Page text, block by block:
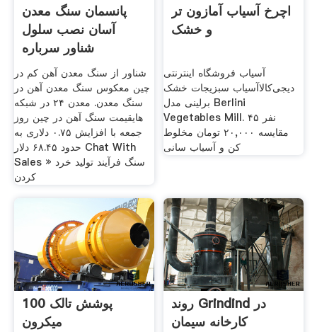
پانسمان سنگ معدن
آسان نصب سلول
شناور سرباره
شناور از سنگ معدن آهن کم در
چین معکوس سنگ معدن آهن در
سنگ معدن. معدن ۲۴ در شبکه
هایقیمت سنگ آهن در چین روز
جمعه با افزایش ۰.۷۵ دلاری به
حدود ۶۸.۴۵ دلار Chat With
Sales » سنگ فرآیند تولید خرد
کردن
اچرخ آسیاب آمازون تر
و خشک
آسیاب فروشگاه اینترنتی
دیجی‌کالاآسیاب سبزیجات خشک
برلینی مدل Berlini
Vegetables Mill. ۴۵ نفر
مقایسه ۲۰,۰۰۰ تومان مخلوط
کن و آسیاب سانی
پوشش تالک 100
میکرون
روند Grindind در
کارخانه سیمان